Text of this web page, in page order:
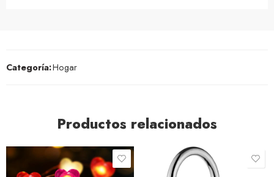
Categoría:Hogar
Productos relacionados